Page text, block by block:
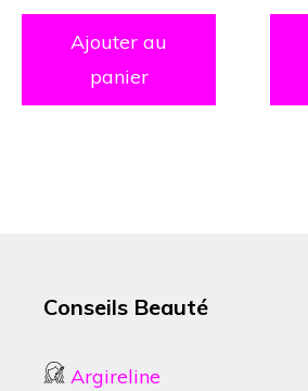
Ajouter au
panier
Conseils Beauté
Argireline